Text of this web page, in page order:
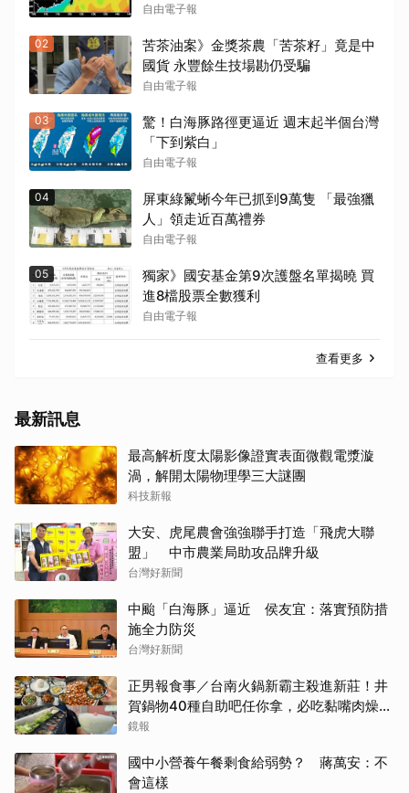
自由電子報
02
苦茶油案》金獎茶農「苦茶籽」竟是中
國貨 永豐餘生技場勘仍受騙
自由電子報
03
驚！白海豚路徑更逼近 週末起半個台灣
「下到紫白」
自由電子報
04
屏東綠鬣蜥今年已抓到9萬隻 「最強獵
人」領走近百萬禮券
自由電子報
05
獨家》國安基金第9次護盤名單揭曉 買
進8檔股票全數獲利
自由電子報
查看更多
最新訊息
最高解析度太陽影像證實表面微觀電漿漩
渦，解開太陽物理學三大謎團
科技新報
大安、虎尾農會強強聯手打造「飛虎大聯
盟」 中市農業局助攻品牌升級
台灣好新聞
中颱「白海豚」逼近 侯友宜：落實預防措
施全力防災
台灣好新聞
正男報食事／台南火鍋新霸主殺進新莊！井
賀鍋物40種自助吧任你拿，必吃黏嘴肉燥
飯、現做棉花糖
鏡報
國中小營養午餐剩食給弱勢？ 蔣萬安：不
會這樣